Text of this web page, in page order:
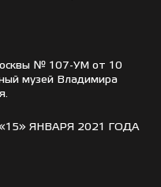
№ 107-УМ от 10
музей Владимира
ЯНВАРЯ 2021 ГОДА